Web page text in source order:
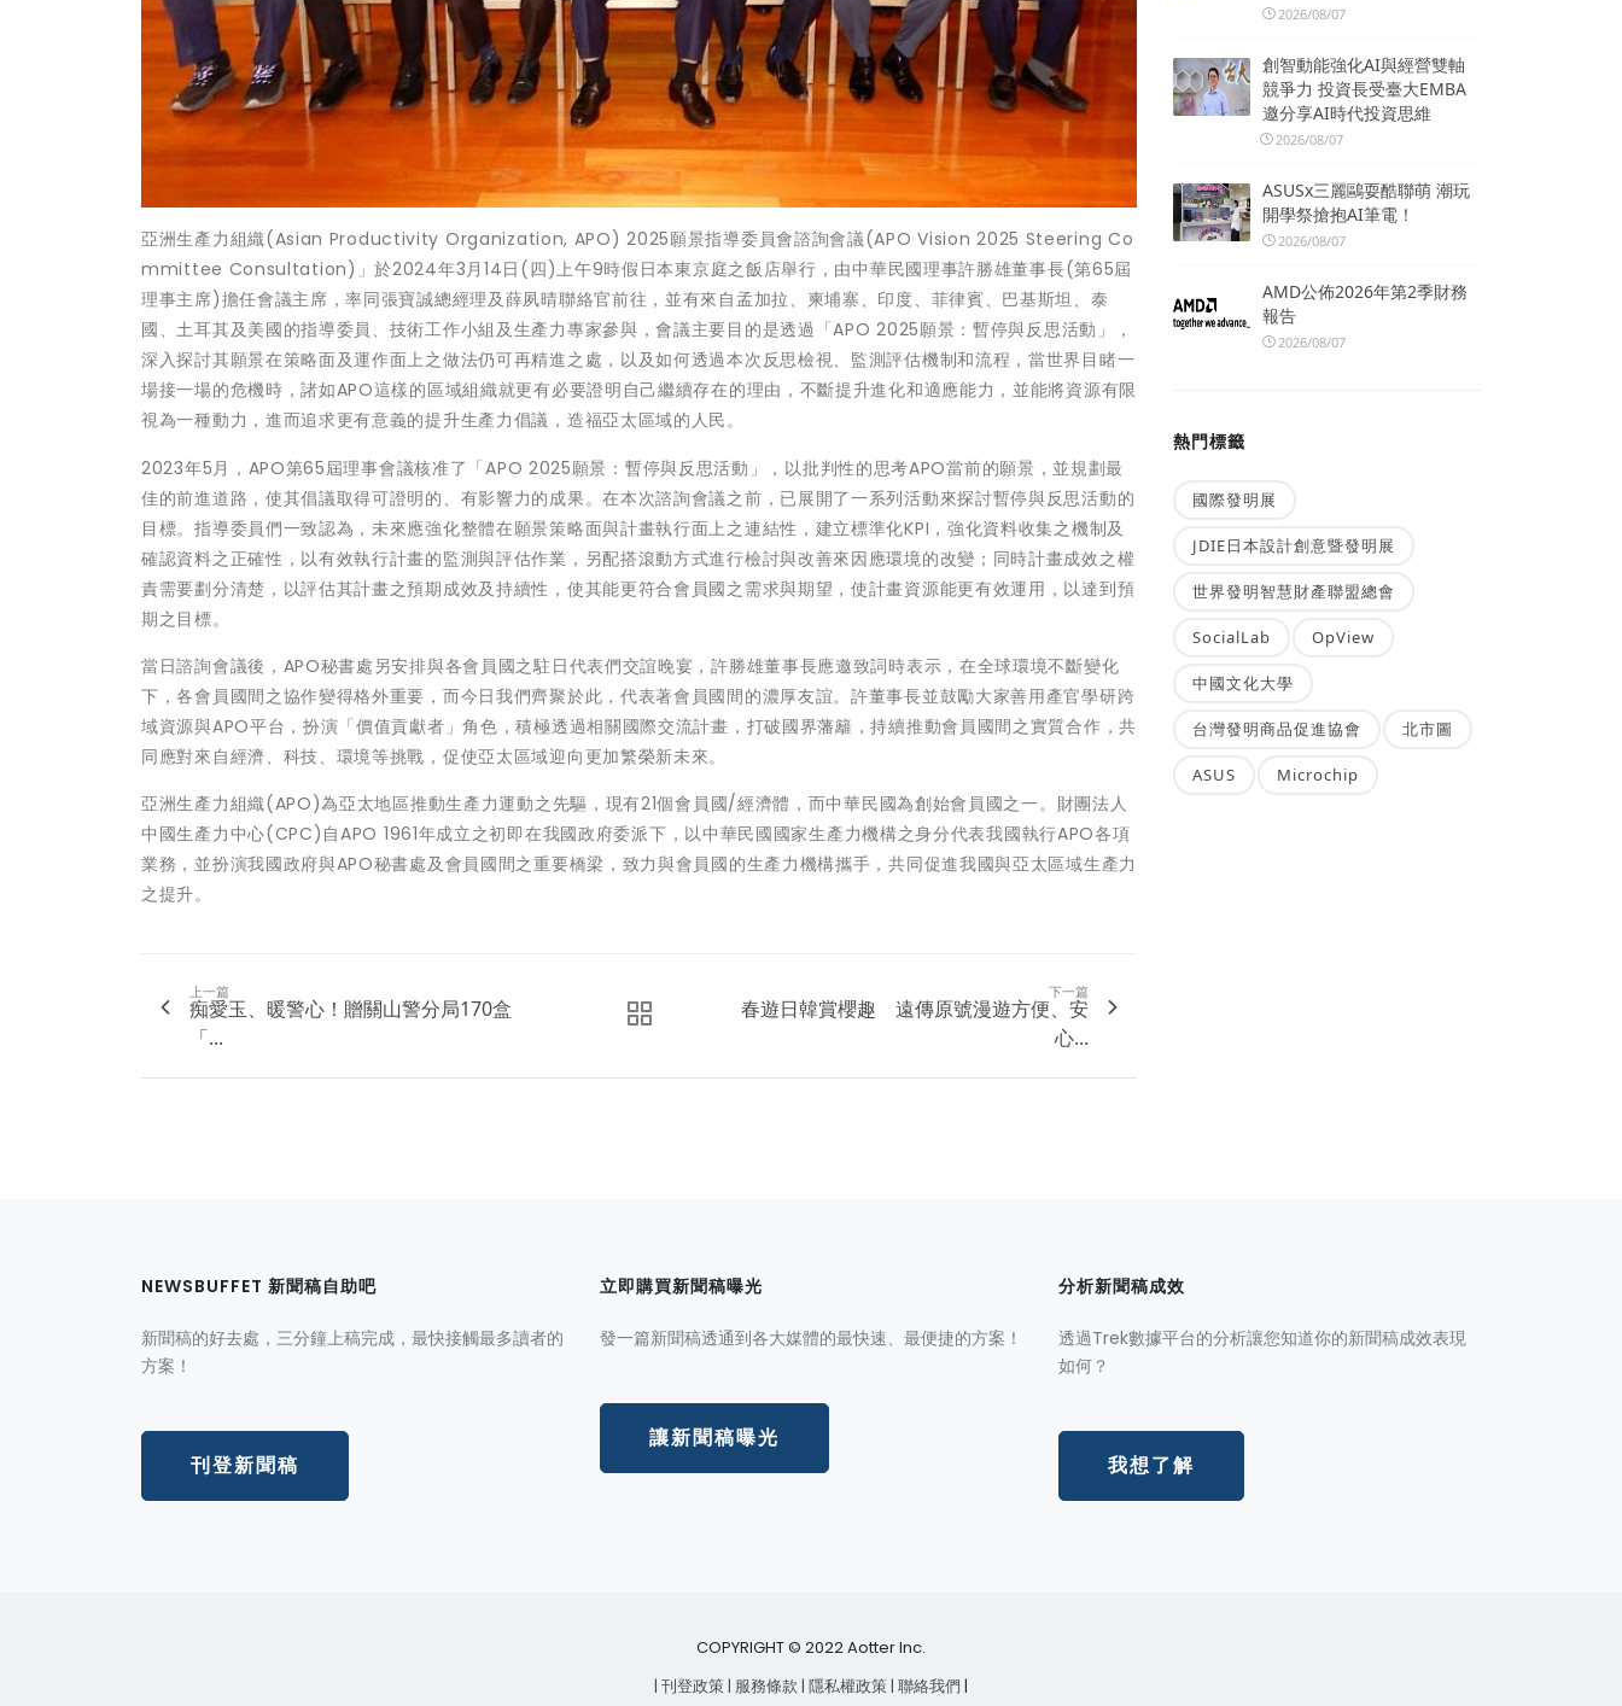
亞洲生產力組織(Asian Productivity Organization, APO) 2025願景指導委員會諮詢會議(APO Vision 2025 Steering Co
mmittee Consultation)」於2024年3月14日(四)上午9時假日本東京庭之飯店舉行，由中華民國理事許勝雄董事長(第65屆
理事主席)擔任會議主席，率同張寶誠總經理及薛夙晴聯絡官前往，並有來自孟加拉、柬埔寨、印度、菲律賓、巴基斯坦、泰
國、土耳其及美國的指導委員、技術工作小組及生產力專家參與，會議主要目的是透過「APO 2025願景：暫停與反思活動」，
深入探討其願景在策略面及運作面上之做法仍可再精進之處，以及如何透過本次反思檢視、監測評估機制和流程，當世界目睹一
場接一場的危機時，諸如APO這樣的區域組織就更有必要證明自己繼續存在的理由，不斷提升進化和適應能力，並能將資源有限
視為一種動力，進而追求更有意義的提升生產力倡議，造福亞太區域的人民。
2023年5月，APO第65屆理事會議核准了「APO 2025願景：暫停與反思活動」，以批判性的思考APO當前的願景，並規劃最
佳的前進道路，使其倡議取得可證明的、有影響力的成果。在本次諮詢會議之前，已展開了一系列活動來探討暫停與反思活動的
目標。指導委員們一致認為，未來應強化整體在願景策略面與計畫執行面上之連結性，建立標準化KPI，強化資料收集之機制及
確認資料之正確性，以有效執行計畫的監測與評估作業，另配搭滾動方式進行檢討與改善來因應環境的改變；同時計畫成效之權
責需要劃分清楚，以評估其計畫之預期成效及持續性，使其能更符合會員國之需求與期望，使計畫資源能更有效運用，以達到預
期之目標。
當日諮詢會議後，APO秘書處另安排與各會員國之駐日代表們交誼晚宴，許勝雄董事長應邀致詞時表示，在全球環境不斷變化
下，各會員國間之協作變得格外重要，而今日我們齊聚於此，代表著會員國間的濃厚友誼。許董事長並鼓勵大家善用產官學研跨
域資源與APO平台，扮演「價值貢獻者」角色，積極透過相關國際交流計畫，打破國界藩籬，持續推動會員國間之實質合作，共
同應對來自經濟、科技、環境等挑戰，促使亞太區域迎向更加繁榮新未來。
亞洲生產力組織(APO)為亞太地區推動生產力運動之先驅，現有21個會員國/經濟體，而中華民國為創始會員國之一。財團法人
中國生產力中心(CPC)自APO 1961年成立之初即在我國政府委派下，以中華民國國家生產力機構之身分代表我國執行APO各項
業務，並扮演我國政府與APO秘書處及會員國間之重要橋梁，致力與會員國的生產力機構攜手，共同促進我國與亞太區域生產力
之提升。
上一篇
痴愛玉、暖警心！贈關山警分局170盒
「...
下一篇
春遊日韓賞櫻趣 遠傳原號漫遊方便、安
心...
2026/08/07
創智動能強化AI與經營雙軸
競爭力 投資長受臺大EMBA
邀分享AI時代投資思維
2026/08/07
ASUSx三麗鷗耍酷聯萌 潮玩
開學祭搶抱AI筆電！
2026/08/07
AMD公佈2026年第2季財務
報告
2026/08/07
熱門標籤
國際發明展
JDIE日本設計創意暨發明展
世界發明智慧財產聯盟總會
SocialLab OpView
中國文化大學
台灣發明商品促進協會 北市圖
ASUS Microchip
NEWSBUFFET 新聞稿自助吧
新聞稿的好去處，三分鐘上稿完成，最快接觸最多讀者的
方案！
刊登新聞稿
立即購買新聞稿曝光
發一篇新聞稿透通到各大媒體的最快速、最便捷的方案！
讓新聞稿曝光
分析新聞稿成效
透過Trek數據平台的分析讓您知道你的新聞稿成效表現
如何？
我想了解
COPYRIGHT © 2022 Aotter Inc.
| 刊登政策 | 服務條款 | 隱私權政策 | 聯絡我們 |